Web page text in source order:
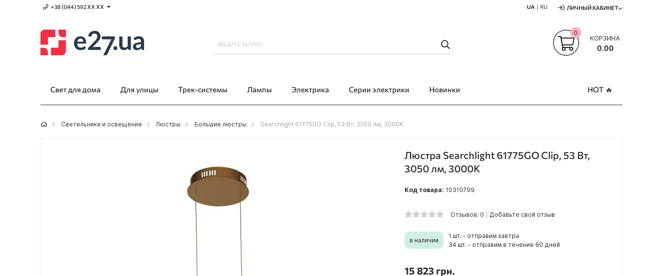
+38 (044) 592 XХ ХХ UA RU ЛИЧНЫЙ КАБИНЕТ
КОРЗИНА
0.00
0
Свет для дома Для улицы Трек-системы Лампы Электрика Серии электрики Новинки HOT 🔥
Светильники и освещение Люстры Большие люстры Searchlight 61775GO Clip, 53 Вт, 3050 лм, 3000K
Люстра Searchlight 61775GO Clip, 53 Вт,
3050 лм, 3000K
Код товара: 10310799
Отзывов: 0 Добавьте свой отзыв
в наличии
1 шт. - отправим завтра
34 шт. - отправим в течение 60 дней
15 823 грн.